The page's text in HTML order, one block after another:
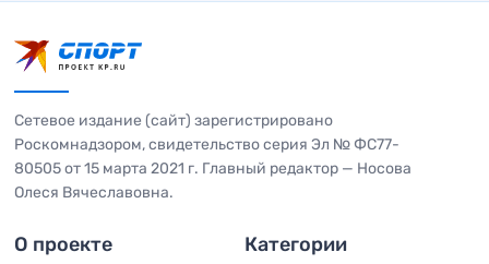
Сетевое издание (сайт) зарегистрировано
Роскомнадзором, свидетельство серия Эл № ФС77-
80505 от 15 марта 2021 г. Главный редактор — Носова
Олеся Вячеславовна.
О проекте Категории